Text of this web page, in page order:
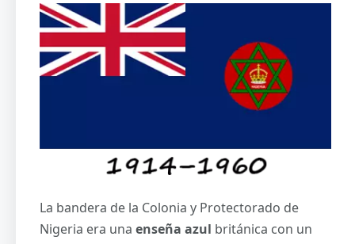
La bandera de la Colonia y Protectorado de
Nigeria era una enseña azul británica con un